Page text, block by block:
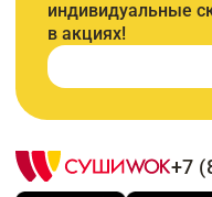
индивидуальные
в акциях!
+7